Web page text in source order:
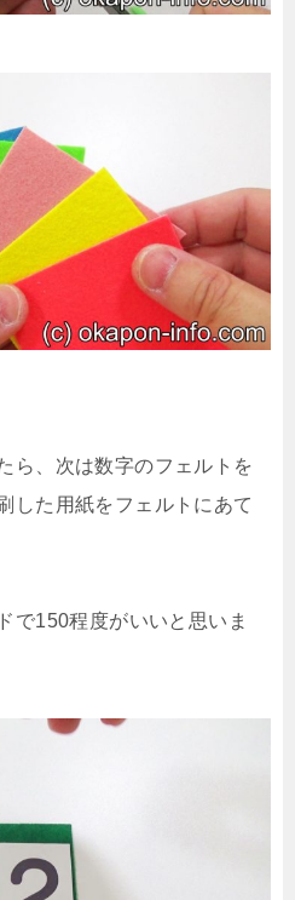
ら、次は数字のフェルトを
した用紙をフェルトにあて
で150程度がいいと思いま